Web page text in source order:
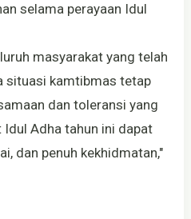
selama perayaan Idul
masyarakat yang telah
situasi kamtibmas tetap
dan toleransi yang
Idul Adha tahun ini dapat
dan penuh kekhidmatan,"